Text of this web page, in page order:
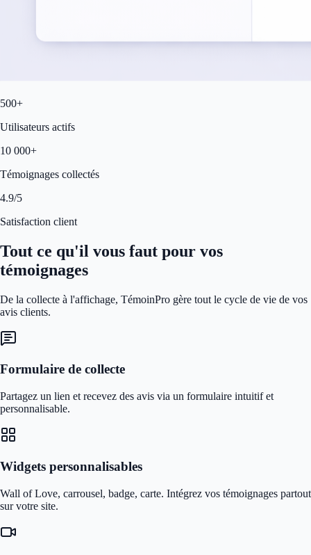
500+
Utilisateurs actifs
10 000+
Témoignages collectés
4.9/5
Satisfaction client
Tout ce qu'il vous faut pour vos
témoignages
De la collecte à l'affichage, TémoinPro gère tout le cycle de vie de vos
avis clients.
Formulaire de collecte
Partagez un lien et recevez des avis via un formulaire intuitif et
personnalisable.
Widgets personnalisables
Wall of Love, carrousel, badge, carte. Intégrez vos témoignages partout
sur votre site.